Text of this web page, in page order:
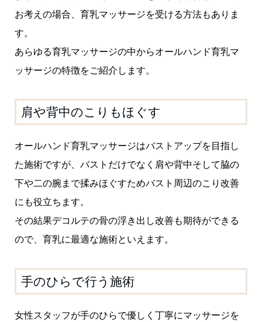
お考えの場合、育乳マッサージを受ける方法もありま
す。
あらゆる育乳マッサージの中からオールハンド育乳マ
ッサージの特徴をご紹介します。
肩や背中のこりもほぐす
オールハンド育乳マッサージはバストアップを目指し
た施術ですが、バストだけでなく肩や背中そして脇の
下や二の腕まで揉みほぐすためバスト周辺のこり改善
にも役立ちます。
その結果デコルテの骨の浮き出し改善も期待ができる
ので、育乳に最適な施術といえます。
手のひらで行う施術
女性スタッフが手のひらで優しく丁寧にマッサージを